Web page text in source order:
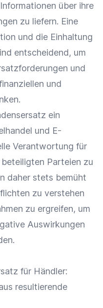
über ihre
zu liefern. Eine
und die Einhaltung
entscheidend, um
und
und
ein
und E-
Verantwortung für
Parteien zu
daher stets bemüht
zu verstehen
zu ergreifen, um
Auswirkungen
für Händler:
resultierende